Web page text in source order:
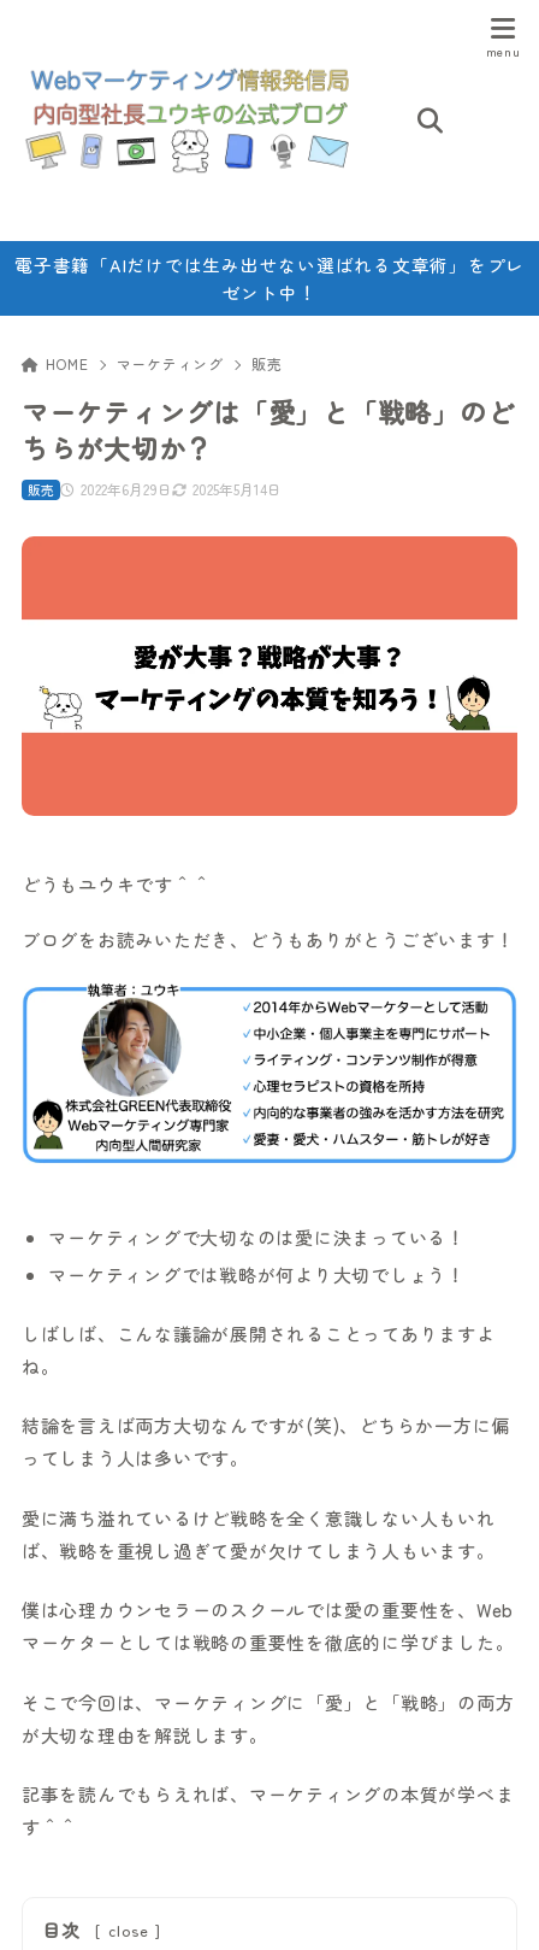
電子書籍「AIだけでは生み出せない選ばれる文章術」をプレ
ゼント中！
HOME マーケティング 販売
マーケティングは「愛」と「戦略」のど
ちらが大切か？
2022年6月29日 2025年5月14日
販売
どうもユウキです＾＾
ブログをお読みいただき、どうもありがとうございます！
マーケティングで大切なのは愛に決まっている！
マーケティングでは戦略が何より大切でしょう！
しばしば、こんな議論が展開されることってありますよ
ね。
結論を言えば両方大切なんですが(笑)、どちらか一方に偏
ってしまう人は多いです。
愛に満ち溢れているけど戦略を全く意識しない人もいれ
ば、戦略を重視し過ぎて愛が欠けてしまう人もいます。
僕は心理カウンセラーのスクールでは愛の重要性を、Web
マーケターとしては戦略の重要性を徹底的に学びました。
そこで今回は、マーケティングに「愛」と「戦略」の両方
が大切な理由を解説します。
記事を読んでもらえれば、マーケティングの本質が学べま
す＾＾
目次 [ close ]